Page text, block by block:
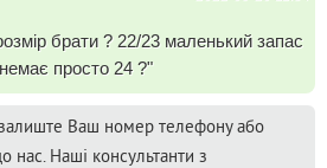
брати ? 22/23 маленький запас
просто 24 ?"
залиште Ваш номер телефону або
нас. Наші консультанти з